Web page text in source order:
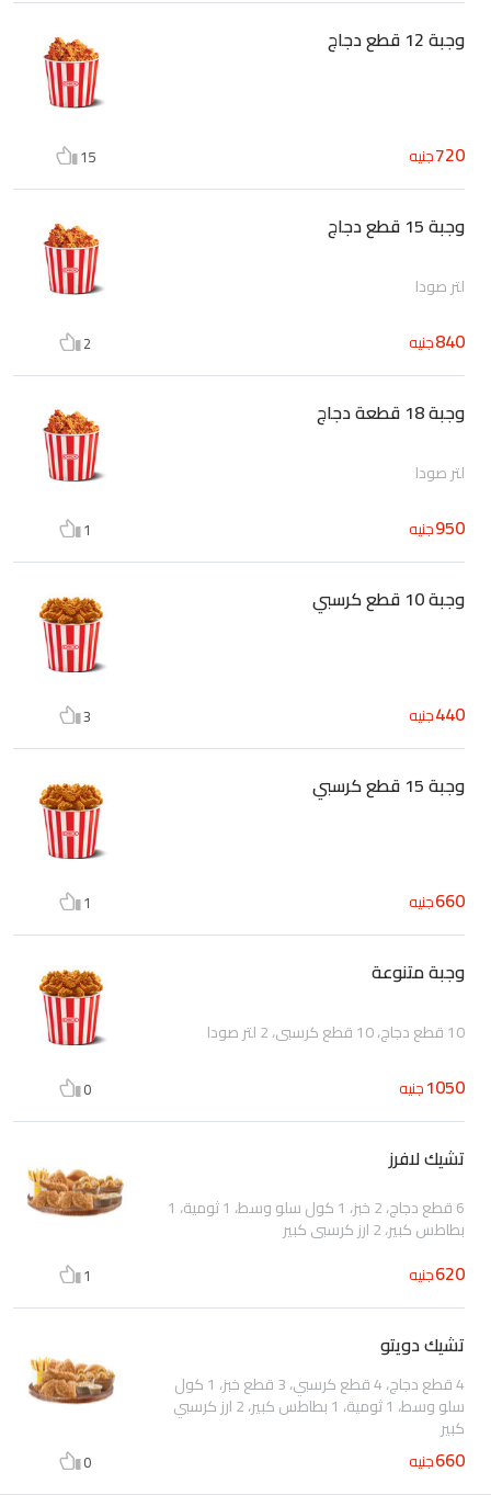
وجبة 12 قطع دجاج
720جنيه 15
وجبة 15 قطع دجاج
لتر صودا
840جنيه 2
وجبة 18 قطعة دجاج
لتر صودا
950جنيه 1
وجبة 10 قطع كرسبي
440جنيه 3
وجبة 15 قطع كرسبي
660جنيه 1
وجبة متنوعة
10 قطع دجاج، 10 قطع كرسبي، 2 لتر صودا
1050جنيه 0
تشيك لافرز
6 قطع دجاج، 2 خبز، 1 كول سلو وسط، 1 ثومية، 1
بطاطس كبير، 2 ارز كرسبي كبير
620جنيه 1
تشيك دويتو
4 قطع دجاج، 4 قطع كرسبي، 3 قطع خبز، 1 كول
سلو وسط، 1 ثومية، 1 بطاطس كبير، 2 ارز كرسبي
كبير
660جنيه 0